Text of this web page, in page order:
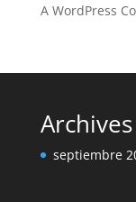
A WordPress
Archives
septiembre